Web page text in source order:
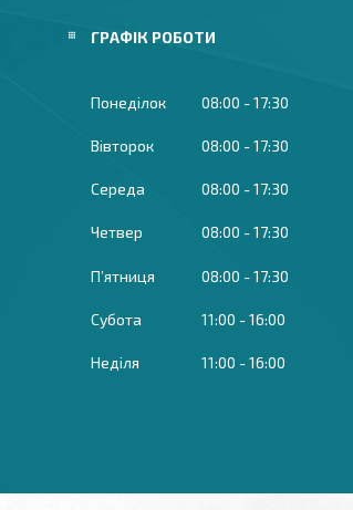
ГРАФІК РОБОТИ
Понеділок 08:00 17:30
Вівторок 08:00 17:30
Середа 08:00 17:30
Четвер 08:00 17:30
Пʼятниця 08:00 17:30
Субота 11:00 16:00
Неділя 11:00 16:00